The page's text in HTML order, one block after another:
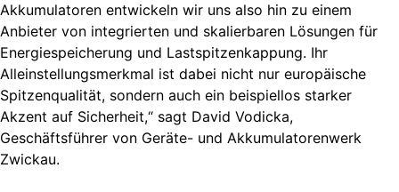
Akkumulatoren entwickeln wir uns also hin zu einem
Anbieter von integrierten und skalierbaren Lösungen für
Energiespeicherung und Lastspitzenkappung. Ihr
Alleinstellungsmerkmal ist dabei nicht nur europäische
Spitzenqualität, sondern auch ein beispiellos starker
Akzent auf Sicherheit,“ sagt David Vodicka,
Geschäftsführer von Geräte- und Akkumulatorenwerk
Zwickau.